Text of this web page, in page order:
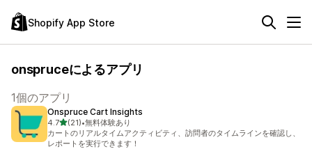
Shopify App Store
onspruceによるアプリ
1個のアプリ
Onspruce Cart Insights
4.75つ星中
(21)
合計レビュー数：21件
•無料体験あり
カートのリアルタイムアクティビティ、訪問者のタイムラインを確認し、
レポートを実行できます！